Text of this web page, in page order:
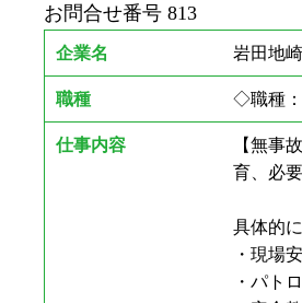
お問合せ番号 813
企業名 岩田地
職種 ◇職種
仕事内容
【無事
育、必
具体的
・現場
・パト